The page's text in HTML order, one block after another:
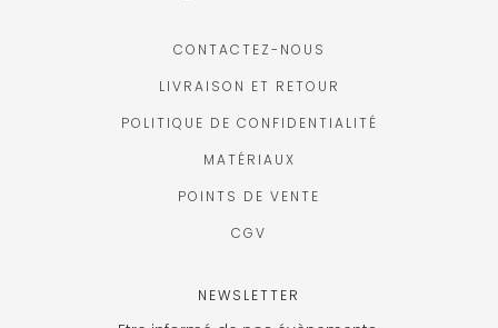
CONTACTEZ-NOUS
LIVRAISON ET RETOUR
POLITIQUE DE CONFIDENTIALITÉ
MATÉRIAUX
POINTS DE VENTE
CGV
NEWSLETTER